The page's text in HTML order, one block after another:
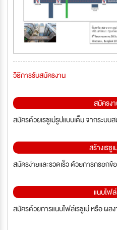
วิธีการรับสมัครงาน
สมัครง
สมัครด้วยเรซูเม่รูปแบบเต็ม จากระบบ
สร้างเรซู
สมัครง่ายและรวดเร็ว ด้วยการกรอก
แนบไฟ
สมัครด้วยการแนบไฟล์เรซูเม่ หรือ ผล